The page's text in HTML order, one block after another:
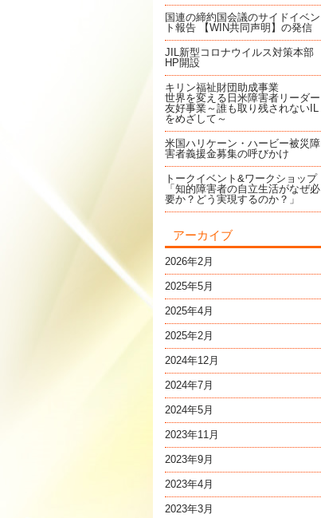
国連の締約国会議のサイドイベン
ト報告 【WIN共同声明】の発信
JIL新型コロナウイルス対策本部
HP開設
キリン福祉財団助成事業
世界を変える日米障害者リーダー
友好事業～誰も取り残されないIL
をめざして～
米国ハリケーン・ハービー被災障
害者義援金募集の呼びかけ
トークイベント&ワークショップ
「知的障害者の自立生活がなぜ必
要か？どう実現するのか？」
アーカイブ
2026年2月
2025年5月
2025年4月
2025年2月
2024年12月
2024年7月
2024年5月
2023年11月
2023年9月
2023年4月
2023年3月